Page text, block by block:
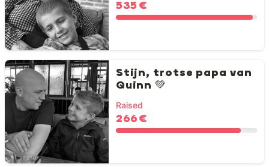
535 €
Stijn, trotse papa van
Quinn 💚
Raised
266 €